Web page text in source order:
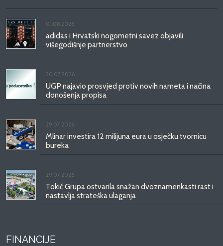
01.08.2026.
adidas i Hrvatski nogometni savez objavili
višegodišnje partnerstvo
30.07.2026.
UGP najavio prosvjed protiv novih nameta i načina
donošenja propisa
29.07.2026.
Mlinar investira 12 milijuna eura u osječku tvornicu
bureka
29.07.2026.
Tokić Grupa ostvarila snažan dvoznamenkasti rast i
nastavlja strateška ulaganja
FINANCIJE